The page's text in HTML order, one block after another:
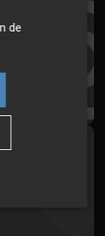
tu email
medio
de